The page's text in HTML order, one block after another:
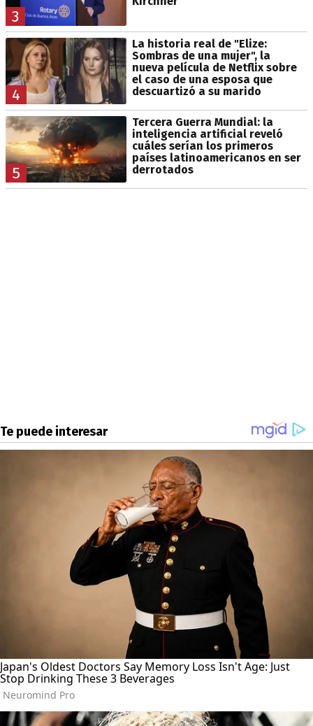
3
4
La historia real de "Elize:
Sombras de una mujer", la
nueva película de Netflix sobre
el caso de una esposa que
descuartizó a su marido
5
Tercera Guerra Mundial: la
inteligencia artificial reveló
cuáles serían los primeros
países latinoamericanos en ser
derrotados